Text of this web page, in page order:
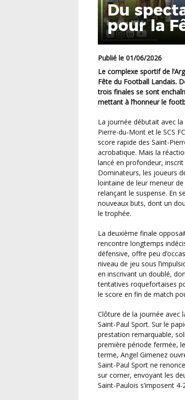
Du
pour la
Publié le 01/06/2026
Le complexe sportif de l’Argenté, à Mont-de-Marsan, a accueilli ce week-end la traditionnelle
Fête du Football Landais.
trois finales se sont
mettant à l’honneur le
La journée débutait avec la finale de la Coupe des Réserves Intermarché entre le SC Saint-
Pierre-du-Mont et le SCS
score rapide des Saint-
acrobatique. Mais la
lancé en profondeur,
Dominateurs, les joueurs
lointaine de leur meneur
relançant le suspense. En
nouveaux buts, dont un
le trophée.
La deuxième finale opposait le Chalosse FC Laurède au FC Roquefort Saint-Justin dans une
rencontre longtemps
défensive, offre peu
niveau de jeu sous
en inscrivant un doublé,
tentatives roquefortaises
le score en fin de match
Clôture de la journée avec la finale de la Coupe des Landes entre la Violette Aturine et le
Saint-Paul Sport. Sur le
prestation remarquable,
première période fermée,
terme, Angel Gimenez
Saint-Paul Sport ne
sur corner, envoyant les
Saint-Paulois s’imposent